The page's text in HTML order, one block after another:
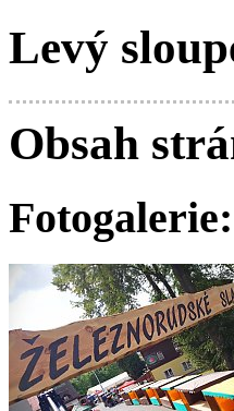
Levý
Obsah